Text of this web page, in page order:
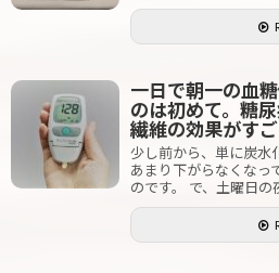
一日で朝一の血
のは初めて。糖
繊維の効果がす
少し前から、単に炭水
あまり下がらなくなっ
のです。 で、土曜日